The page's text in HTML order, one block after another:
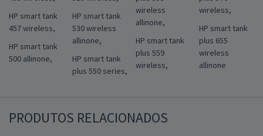
HP smart tank
457 wireless,
HP smart tank
500 allinone,
HP smart tank
530 wireless
allinone,
HP smart tank
plus 550 series,
wireless
allinone,
HP smart tank
plus 559
wireless,
wireless,
HP smart tank
plus 655
wireless
allinone
PRODUTOS RELACIONADOS